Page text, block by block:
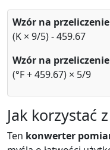
Wzór na
(K × 9/5) - 459.67
Wzór na
(°F + 459.67) × 5/9
Jak korzystać
Ten konwerter